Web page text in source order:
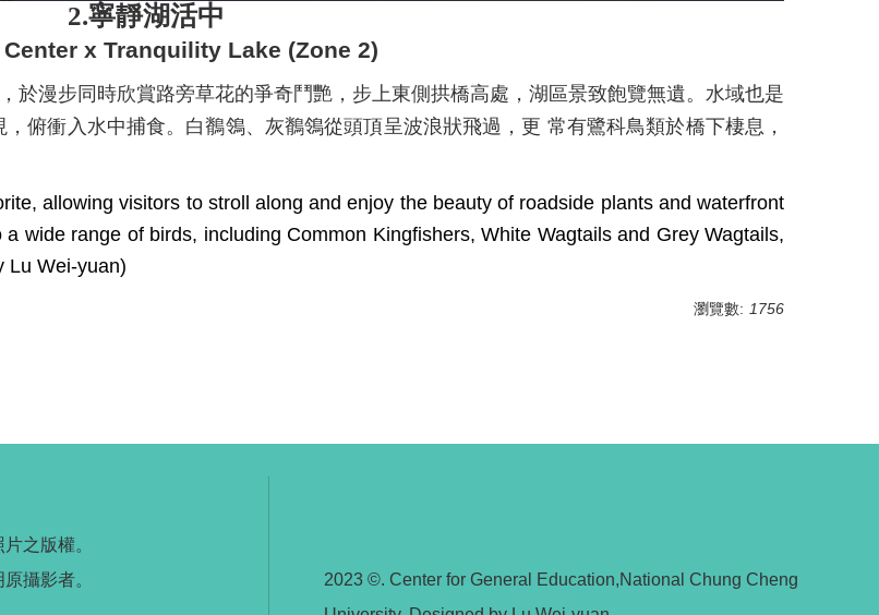
2.寧靜湖活中
x Tranquility Lake (Zone 2)
於漫步同時欣賞路旁草花的爭奇鬥艷，步上東側拱橋高處，湖區景致飽覽無遺。水域也是
俯衝入水中捕食。白鶺鴒、灰鶺鴒從頭頂呈波浪狀飛過，更 常有鷺科鳥類於橋下棲息，
allowing visitors to stroll along and enjoy the beauty of roadside plants and waterfront
wide range of birds, including Common Kingfishers, White Wagtails and Grey Wagtails,
Lu Wei-yuan)
瀏覽數: 1756
之版權。
攝影者。
2023 ©. Center for General Education,National Chung Cheng